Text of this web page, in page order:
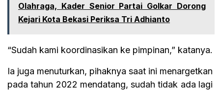
Olahraga, Kader Senior Partai Golkar Dorong
Kejari Kota Bekasi Periksa Tri Adhianto
“Sudah kami koordinasikan ke pimpinan,” katanya.
Ia juga menuturkan, pihaknya saat ini menargetkan
pada tahun 2022 mendatang, sudah tidak ada lagi